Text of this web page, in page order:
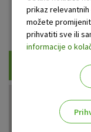
Prikaži
prikaz relevantnih
možete
prihvatiti sve ili
informacije o